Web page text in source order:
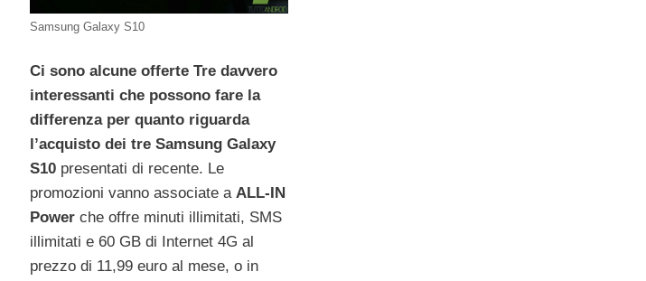
Samsung Galaxy S10
Ci sono alcune offerte Tre davvero
interessanti che possono fare la
differenza per quanto riguarda
l’acquisto dei tre Samsung Galaxy
S10presentati di recente. Le
promozioni vanno associate a ALL-IN
Powerche offre minuti illimitati, SMS
illimitati e 60 GB di Internet 4G al
prezzo di 11,99 euro al mese, o in